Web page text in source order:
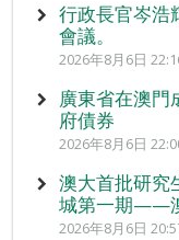
行政長官岑浩
會議。
2026年8月6日
廣東省在澳門
府債券
2026年8月6日
澳大首批研究
城第一期——
2026年8月6日